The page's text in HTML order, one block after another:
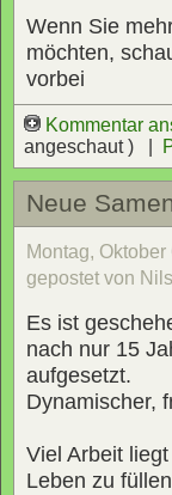
Wenn Sie
möchten,
vorbei
Kommentar
angeschaut ) |
Neue
Montag, Oktober
gepostet von Nils
Es ist
nach nur 15
aufgesetzt.
Dynamischer,
Viel Arbeit
Leben zu